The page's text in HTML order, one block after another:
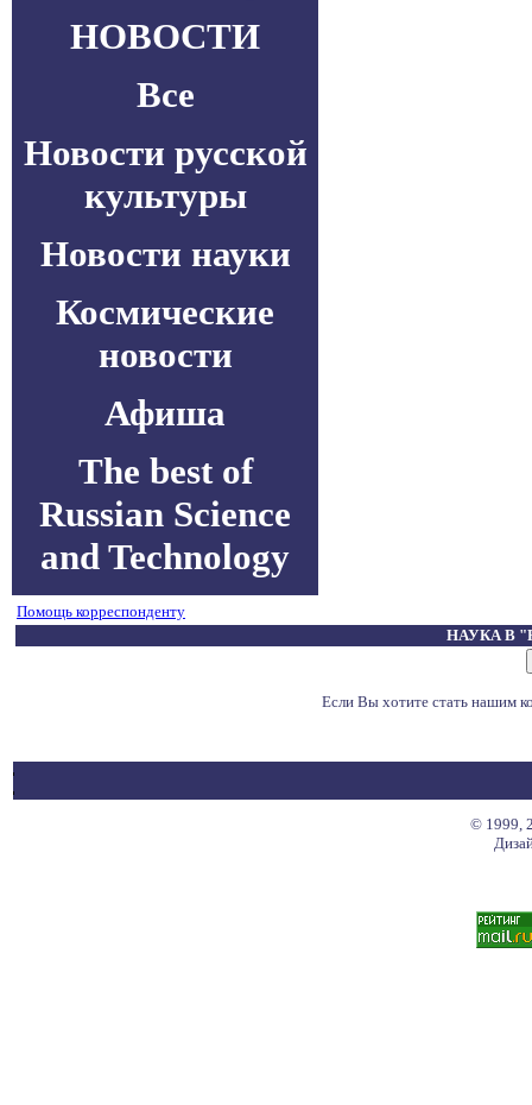
НОВОСТИ
Все
Новости русской
культуры
Новости науки
Космические
новости
Афиша
The best of
Russian Science
and Technology
Помощь корреспонденту
НАУКА В
Если Вы хотите стать нашим
© 1999,